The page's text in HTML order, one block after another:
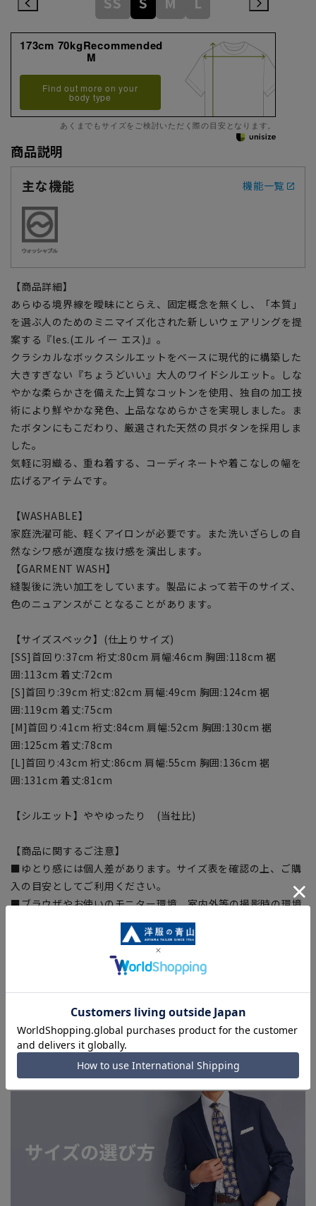
173cm 70kgRecommended
M
Find out more on your
body type
あくまでもサイズをご検討いただく際の目安となります。
商品説明
主な機能
機能一覧
【商品詳細】
あらゆる境界線を曖昧にとらえ、固定概念を無くし、「本質」
を選ぶ人のためのミニマイズ化された新しいウェアリングを提
案する『les.(エル イー エス)』。
クラシカルなボックスシルエットをベースに現代的に構築した
大きすぎない『ちょうどいい』大人のワイドシルエット。しな
やかな柔らかさを備えた上質なコットンを使用、独自の加工技
術により鮮やかな発色、上品ななめらかさを実現しました。ま
たボタンにもこだわり、厳選された天然の貝ボタンを採用しま
した。
気軽に羽織る、重ね着する、コーディネートや着こなしの幅を
広げるアイテムです。
【WASHABLE】
家庭洗濯可能、軽くアイロンが必要です。また洗いざらしの自
然なシワ感が適度な抜け感を演出します。
【GARMENT WASH】
縫製後に洗い加工をしています。製品によって若干のサイズ、
色のニュアンスがことなることがあります。
【サイズスペック】(仕上りサイズ)
[SS]首回り:37cm 裄丈:80cm 肩幅:46cm 胸囲:118cm 裾
囲:113cm 着丈:72cm
[S]首回り:39cm 裄丈:82cm 肩幅:49cm 胸囲:124cm 裾
囲:119cm 着丈:75cm
[M]首回り:41cm 裄丈:84cm 肩幅:52cm 胸囲:130cm 裾
囲:125cm 着丈:78cm
[L]首回り:43cm 裄丈:86cm 肩幅:55cm 胸囲:136cm 裾
囲:131cm 着丈:81cm
【シルエット】ややゆったり (当社比)
【商品に関するご注意】
■ゆとり感には個人差があります。サイズ表を確認の上、ご購
入の目安としてご利用ください。
■ブラウザやお使いのモニター環境、室内外等の撮影時の環境
下での光加減により、実際の商品と掲載画像の色味が異なる場
■生地や仕様・デザインにより、着用感や実際のサイズ表に若
干の誤差が生じる場合がございます。予めご了承ください。
■店舗や各モールサイトと商品在庫を共有しております関係
上、ご注文いただいたタイミングにより欠品が発生し、ご注文
を完了できない場合がございます。予めご了承ください。(お
急ぎ発送のご注文につきましても、ご注文のタイミングによっ
てはお急ぎ発送サービスを選択できない場合がございます。)